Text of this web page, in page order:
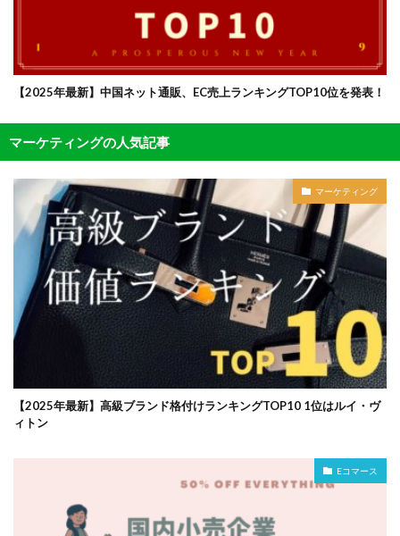
【2025年最新】中国ネット通販、EC売上ランキングTOP10位を発表！
マーケティングの人気記事
マーケティング
【2025年最新】高級ブランド格付けランキングTOP10 1位はルイ・ヴ
ィトン
Eコマース